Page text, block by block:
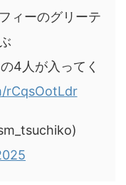
ィーのグリーテ
4人が入ってく
rCqsOotLdr